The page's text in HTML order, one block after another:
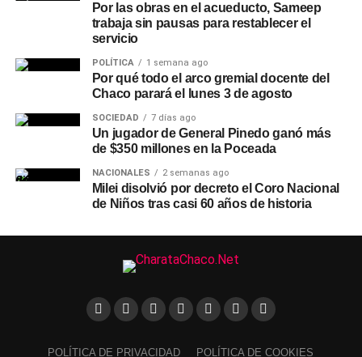
Por las obras en el acueducto, Sameep
trabaja sin pausas para restablecer el
servicio
POLÍTICA 1 semana ago
Por qué todo el arco gremial docente del
Chaco parará el lunes 3 de agosto
SOCIEDAD 7 días ago
Un jugador de General Pinedo ganó más
de $350 millones en la Poceada
NACIONALES 2 semanas ago
Milei disolvió por decreto el Coro Nacional
de Niños tras casi 60 años de historia
POLÍTICA DE PRIVACIDAD POLÍTICA DE COOKIES